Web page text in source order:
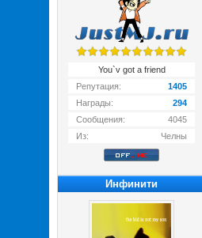
You`v got a friend
Репутация:
1405
Награды:
294
Сообщения:
4045
Из:
Челны
Инфинити